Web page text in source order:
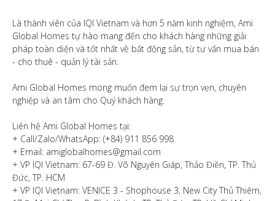
Là thành viên của IQI Vietnam và hơn 5 năm kinh nghiệm, Ami
Global Homes tự hào mang đến cho khách hàng những giải
pháp toàn diện và tốt nhất về bất động sản, từ tư vấn mua bán
- cho thuê - quản lý tài sản.
Ami Global Homes mong muốn đem lại sự trọn vẹn, chuyên
nghiệp và an tâm cho Quý khách hàng.
Liên hệ Ami Global Homes tại:
+ Call/Zalo/WhatsApp: (+84) 911 856 998
+ Email: amiglobalhomes@gmail.com
+ VP IQI Vietnam: 67-69 Đ. Võ Nguyên Giáp, Thảo Điền, TP. Thủ
Đức, TP. HCM
+ VP IQI Vietnam: VENICE 3 - Shophouse 3, New City Thủ Thiêm,